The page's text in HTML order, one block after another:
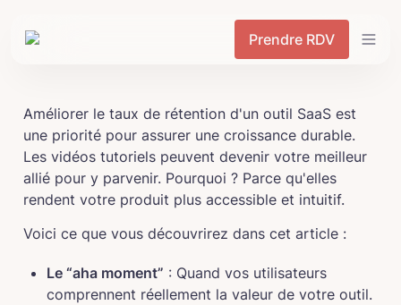
Prendre RDV
Améliorer le taux de rétention d'un outil SaaS est
une priorité pour assurer une croissance durable.
Les vidéos tutoriels peuvent devenir votre meilleur
allié pour y parvenir. Pourquoi ? Parce qu'elles
rendent votre produit plus accessible et intuitif.
Voici ce que vous découvrirez dans cet article :
Le “aha moment” : Quand vos utilisateurs
comprennent réellement la valeur de votre outil.